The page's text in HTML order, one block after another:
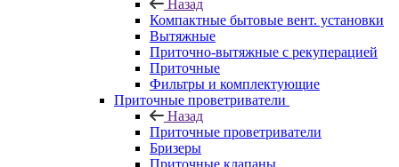
Назад
Компактные бытовые вент. установки
Вытяжные
Приточно-вытяжные с рекуперацией
Приточные
Фильтры и комплектующие
Приточные проветриватели
Назад
Приточные проветриватели
Бризеры
Приточные клапаны